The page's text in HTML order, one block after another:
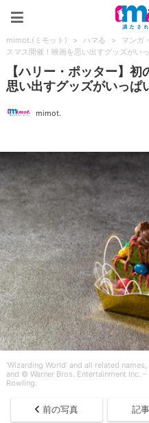
mimot.(ミモット) > ハマる > マンガ
スマス開催！映画を思い出すグッズがい
【ハリー・ポッター】
思い出すグッズがいっぱ
mimot.
‘Wizarding World’ and all related
and © Warner Bros. Entertainment Inc.
Rowling.
前の写真 記